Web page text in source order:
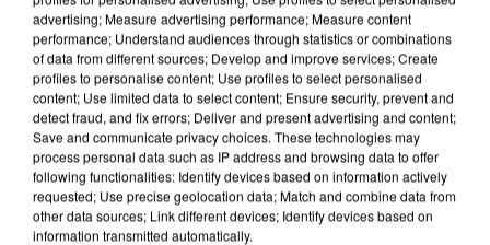
UN SECOND CADRE DE LA DZ MAFIA
INTERPELLÉ EN ALGÉRIE
advertising; Measure advertising performance; Measure content
performance; Understand audiences through statistics or combinations
of data from different sources; Develop and improve services; Create
profiles to personalise content; Use profiles to select personalised
content; Use limited data to select content; Ensure security, prevent and
detect fraud, and fix errors; Deliver and present advertising and content;
Save and communicate privacy choices. These technologies may
process personal data such as IP address and browsing data to offer
following functionalities: Identify devices based on information actively
requested; Use precise geolocation data; Match and combine data from
other data sources; Link different devices; Identify devices based on
information transmitted automatically.